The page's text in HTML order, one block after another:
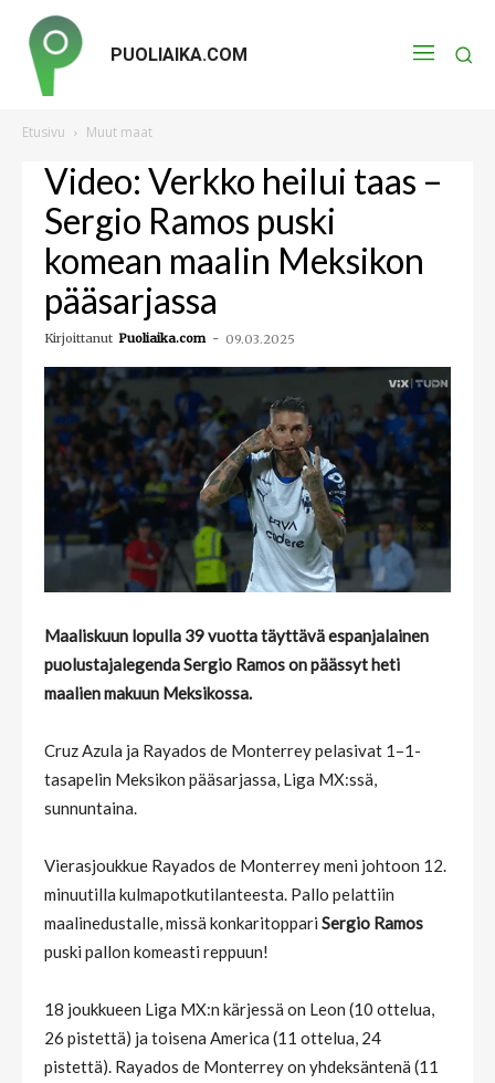
PUOLIAIKA.COM
Etusivu Muut maat
Video: Verkko heilui taas –
Sergio Ramos puski
komean maalin Meksikon
pääsarjassa
Kirjoittanut Puoliaika.com - 09.03.2025
Maaliskuun lopulla 39 vuotta täyttävä espanjalainen
puolustajalegenda Sergio Ramos on päässyt heti
maalien makuun Meksikossa.
Cruz Azula ja Rayados de Monterrey pelasivat 1–1-
tasapelin Meksikon pääsarjassa, Liga MX:ssä,
sunnuntaina.
Vierasjoukkue Rayados de Monterrey meni johtoon 12.
minuutilla kulmapotkutilanteesta. Pallo pelattiin
maalinedustalle, missä konkaritoppari Sergio Ramos
puski pallon komeasti reppuun!
18 joukkueen Liga MX:n kärjessä on Leon (10 ottelua,
26 pistettä) ja toisena America (11 ottelua, 24
pistettä). Rayados de Monterrey on yhdeksäntenä (11